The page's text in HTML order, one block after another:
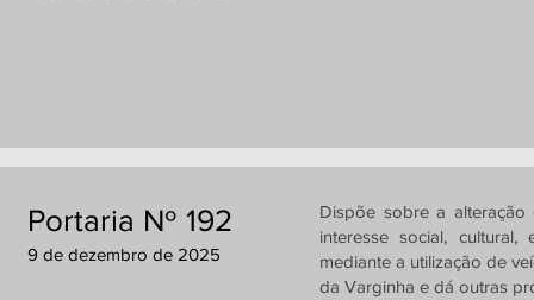
9 de dezembro de 2025
Portaria Nº 192
Dispõe sobre a
interesse social, cultural,
mediante a utilização de
da Varginha e dá outras